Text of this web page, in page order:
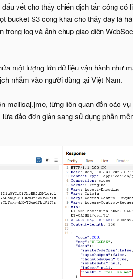
vết cho thấy chiến dịch tấn công có
bucket S3 công khai cho thấy đây là
trong log và ảnh chụp giao diện
một lượng lớn dữ liệu vận hành như
nhắm vào người dùng tại Việt Nam.
mailisa[.]me, từng liên quan đến các
đảo đơn giản sang sử dụng phần